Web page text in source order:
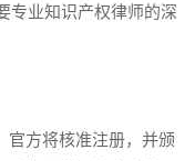
专业知识产权律师的深
方将核准注册，并颁